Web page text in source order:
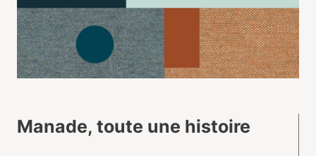
Manade, toute une histoire